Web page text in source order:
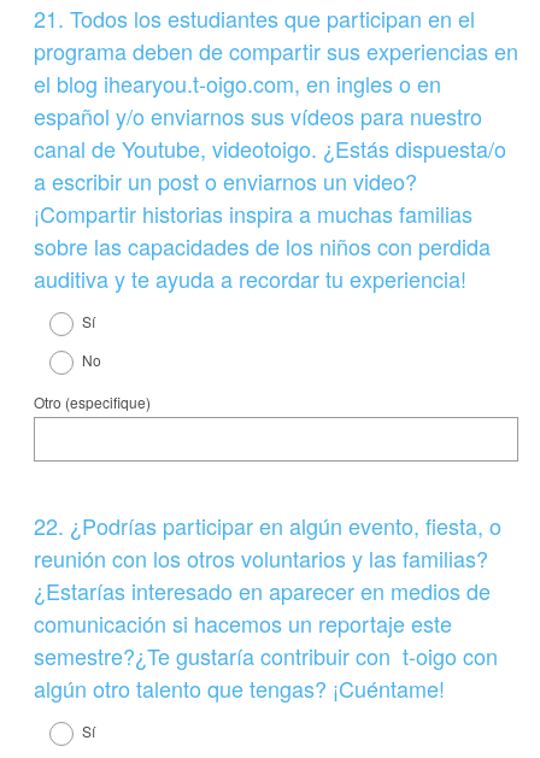
Question
Title
21. Todos los estudiantes que participan en el
programa deben de compartir sus experiencias en
el blog ihearyou.t-oigo.com, en ingles o en
español y/o enviarnos sus vídeos para nuestro
canal de Youtube, videotoigo. ¿Estás dispuesta/o
a escribir un post o enviarnos un video?
¡Compartir historias inspira a muchas familias
sobre las capacidades de los niños con perdida
auditiva y te ayuda a recordar tu experiencia!
Sí
No
Otro (especifique)
Question
Title
22. ¿Podrías participar en algún evento, fiesta, o
reunión con los otros voluntarios y las familias?
¿Estarías interesado en aparecer en medios de
comunicación si hacemos un reportaje este
semestre?¿Te gustaría contribuir con t-oigo con
algún otro talento que tengas? ¡Cuéntame!
Sí